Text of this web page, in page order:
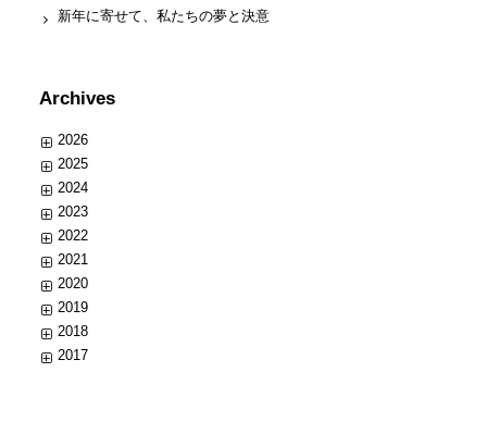
新年に寄せて、私たちの夢と決意
Archives
2026
2025
2024
2023
2022
2021
2020
2019
2018
2017